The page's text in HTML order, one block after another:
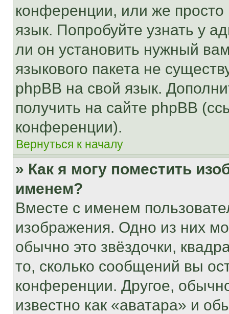
конференции, или же
язык. Попробуйте узнать у
ли он установить нужный
языкового пакета не
phpBB на свой язык.
получить на сайте phpBB
конференции).
Вернуться к началу
» Как я могу поместить
именем?
Вместе с именем
изображения. Одно из них
обычно это звёздочки,
то, сколько сообщений вы
конференции. Другое,
известно как «аватара» и